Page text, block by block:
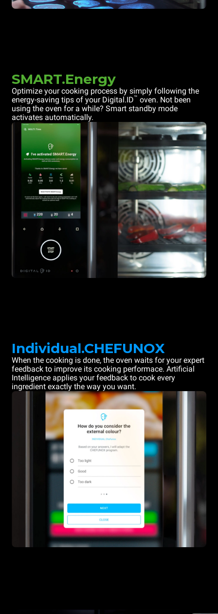
SMART.Energy
Optimize your cooking process by simply following the
energy-saving tips of your Digital.ID™ oven. Not been
using the oven for a while? Smart standby mode
activates automatically.
Individual.CHEFUNOX
When the cooking is done, the oven waits for your expert
feedback to improve its cooking performace. Artificial
Intelligence applies your feedback to cook every
ingredient exactly the way you want.